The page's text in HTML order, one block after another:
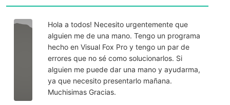
Hola a todos! Necesito urgentemente que
alguien me de una mano. Tengo un programa
hecho en Visual Fox Pro y tengo un par de
errores que no sé como solucionarlos. Si
alguien me puede dar una mano y ayudarma,
ya que necesito presentarlo mañana.
Muchisimas Gracias.